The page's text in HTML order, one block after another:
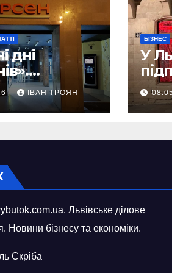
дні
ІВАН ТРОЯН
БІЗНЕС
У
. Львівське ділове
Новини бізнесу та економіки.
Скріба